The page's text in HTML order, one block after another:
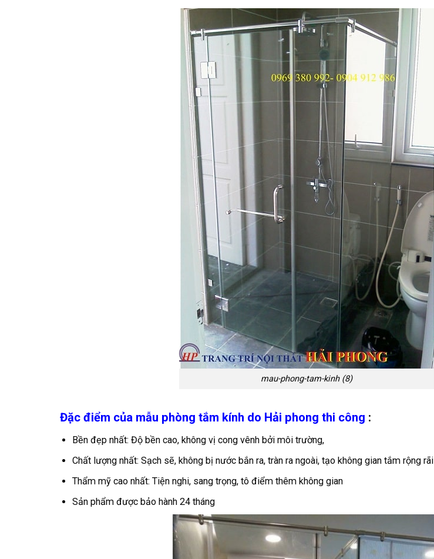
mau-phong-tam-kinh (8)
Đặc điểm của mẫu phòng tắm kính do Hải phong thi công :
Bền đẹp nhất: Độ bền cao, không vị cong vênh bởi môi trường,
Chất lượng nhất: Sạch sẽ, không bị nước bắn ra, tràn ra ngoài, tạo không gian tắm rộng rãi
Thẩm mỹ cao nhất: Tiện nghi, sang trọng, tô điểm thêm không gian
Sản phẩm được bảo hành 24 tháng